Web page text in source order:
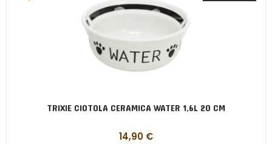
TRIXIE CIOTOLA CERAMICA WATER 1,6L 20 CM
14,90 €